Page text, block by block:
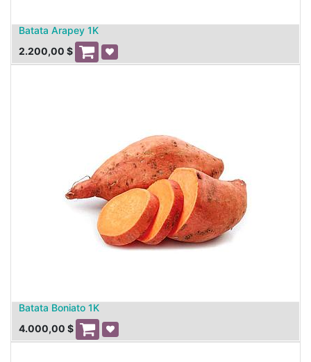
Batata Arapey 1K
2.200,00 $
Batata Boniato 1K
4.000,00 $